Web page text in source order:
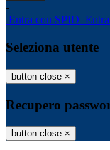
-
Entra con SPID
Seleziona utente
button close ×
Recupero
button close ×